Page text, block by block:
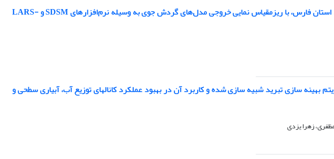
ارزیابی اثرات تغییر اقلیم بر رواناب رودخانه فیروزآباد استان فارس، با ریزمقیاس نمایی خروجی مدل‌های گردش جوی به وسیله نرم‌افزارهای SDSM و LARS-
بهینه سازی تبرید شبیه سازی شده و کاربرد آن در بهبود عملکرد کانالهای توزیع آب، آبیاری سطحی و
زهرا یزدی